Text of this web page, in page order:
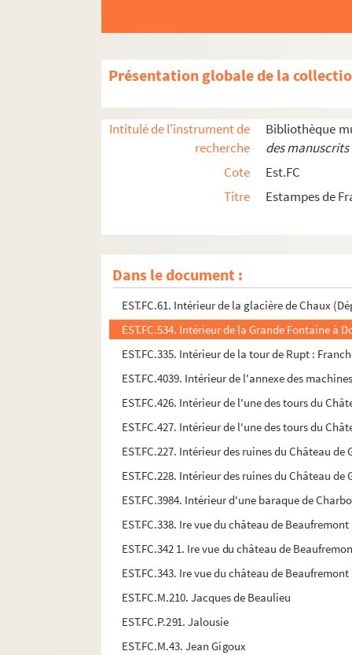
Présentation globale de la
Intitulé de l'instrument de
recherche
Bibliothèque
des
Cote
Est.FC
Titre
Estampes de
Dans le document :
EST.FC.M.215. Hugo Babelus Hippolytanus
EST.FC.M.74. Humbert Lulier
EST.FC.1238. IIe vue des environs de Besançon
EST.FC.1239. IIe vue des environs de Besançon
EST.FC.342 2. IIe vue du château de
EST.FC.340. IIe vue du château de
EST.FC.M.185. IIe. Vue de la ville de Salins
EST.FC.579. Image de Notre Dame de Mont-
EST.FC.M.138. Inauguration du Casino des
EST.FC.61. Intérieur de la glacière de Chaux
EST.FC.534. Intérieur de la Grande Fontaine à
EST.FC.335. Intérieur de la tour de Rupt :
EST.FC.4039. Intérieur de l'annexe des
EST.FC.426. Intérieur de l'une des tours du
EST.FC.427. Intérieur de l'une des tours du
EST.FC.227. Intérieur des ruines du Château
EST.FC.228. Intérieur des ruines du Château
EST.FC.3984. Intérieur d'une baraque de
EST.FC.338. Ire vue du château de
EST.FC.342 1. Ire vue du château de
EST.FC.343. Ire vue du château de
EST.FC.M.210. Jacques de Beaulieu
EST.FC.P.291. Jalousie
EST.FC.M.43. Jean Gigoux